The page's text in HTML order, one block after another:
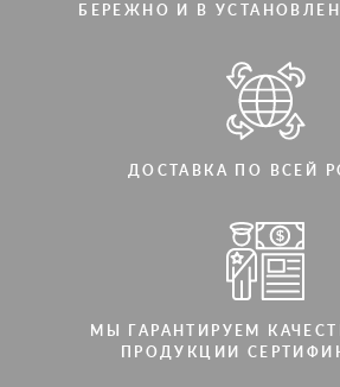
БЕРЕЖНО И В
ДОСТАВКА ПО ВСЕЙ
МЫ ГАРАНТИРУЕМ
ПРОДУКЦИИ